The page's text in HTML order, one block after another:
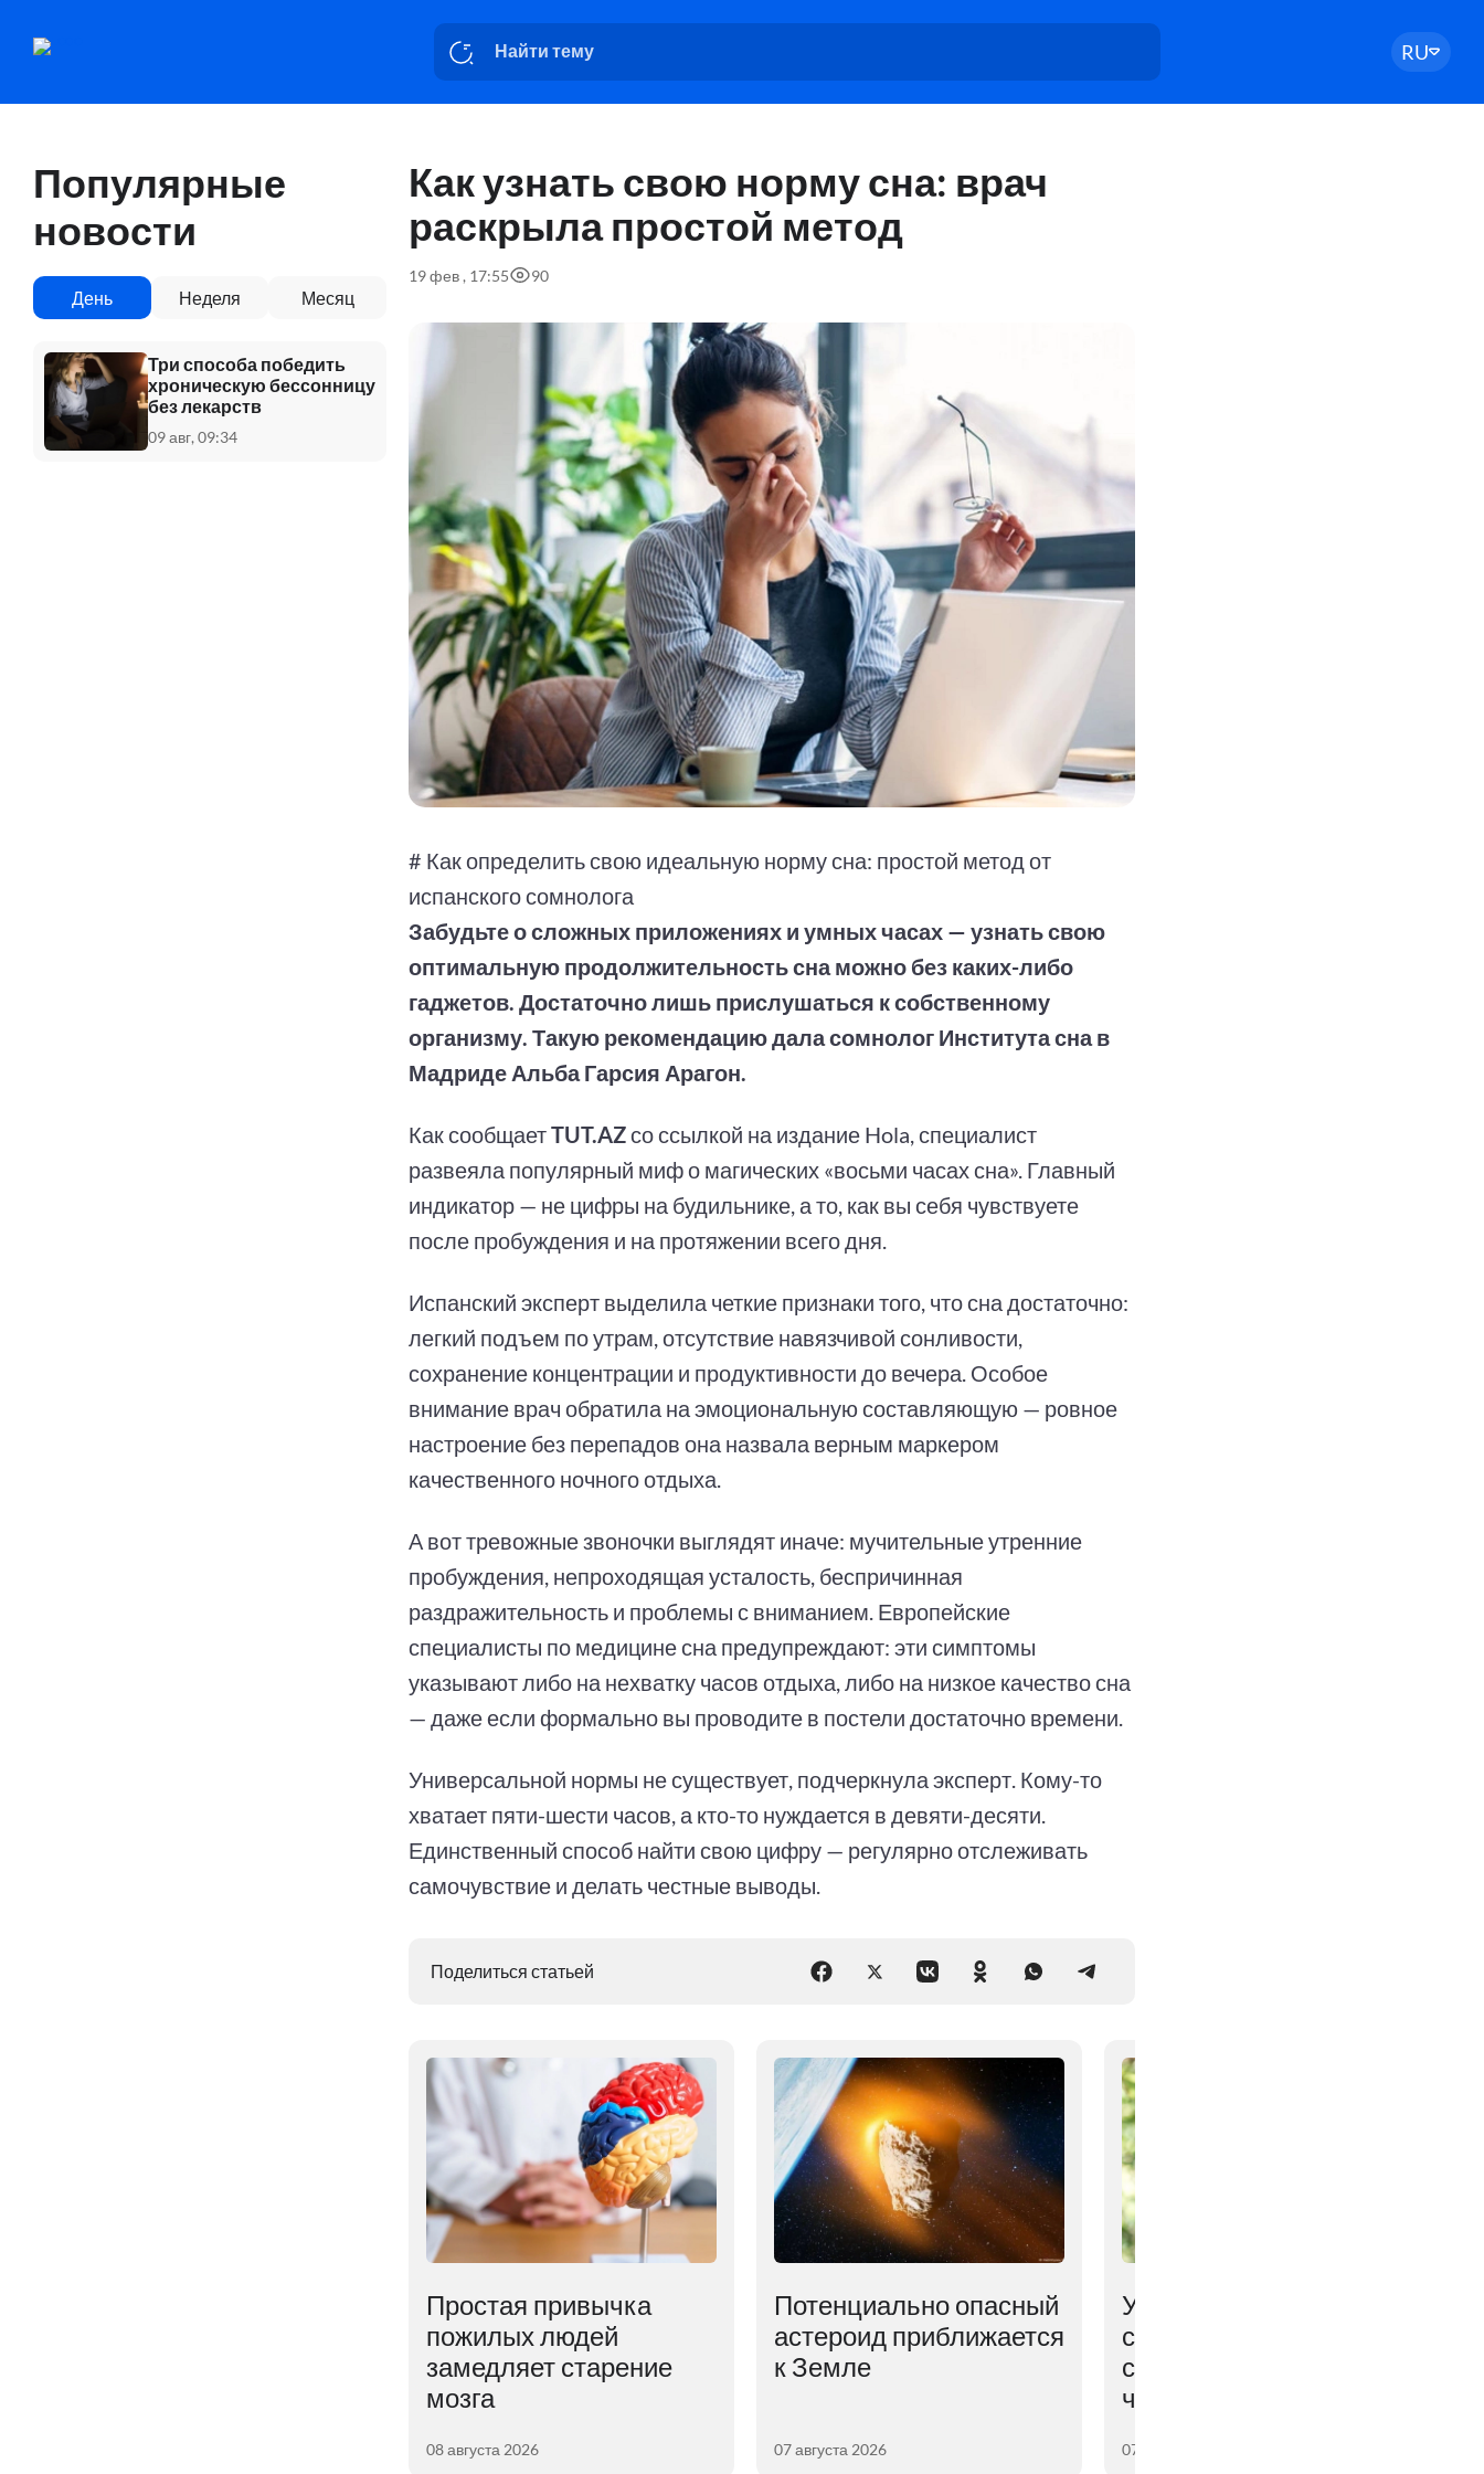
RU
Популярные
новости
День Неделя Месяц
Три способа победить
хроническую бессонницу
без лекарств
09 авг, 09:34
Как узнать свою норму сна: врач
раскрыла простой метод
19 фев , 17:55 90
# Как определить свою идеальную норму сна: простой метод от
испанского сомнолога
Забудьте о сложных приложениях и умных часах — узнать свою
оптимальную продолжительность сна можно без каких-либо
гаджетов. Достаточно лишь прислушаться к собственному
организму. Такую рекомендацию дала сомнолог Института сна в
Мадриде Альба Гарсия Арагон.
Как сообщаетTUT.AZсо ссылкой на издание Hola, специалист
развеяла популярный миф о магических «восьми часах сна». Главный
индикатор — не цифры на будильнике, а то, как вы себя чувствуете
после пробуждения и на протяжении всего дня.
Испанский эксперт выделила четкие признаки того, что сна достаточно:
легкий подъем по утрам, отсутствие навязчивой сонливости,
сохранение концентрации и продуктивности до вечера. Особое
внимание врач обратила на эмоциональную составляющую — ровное
настроение без перепадов она назвала верным маркером
качественного ночного отдыха.
А вот тревожные звоночки выглядят иначе: мучительные утренние
пробуждения, непроходящая усталость, беспричинная
раздражительность и проблемы с вниманием. Европейские
специалисты по медицине сна предупреждают: эти симптомы
указывают либо на нехватку часов отдыха, либо на низкое качество сна
— даже если формально вы проводите в постели достаточно времени.
Универсальной нормы не существует, подчеркнула эксперт. Кому-то
хватает пяти-шести часов, а кто-то нуждается в девяти-десяти.
Единственный способ найти свою цифру — регулярно отслеживать
самочувствие и делать честные выводы.
Поделиться статьей
Простая привычка
пожилых людей
замедляет старение
мозга
08 августа 2026
Потенциально опасный
астероид приближается
к Земле
07 августа 2026
У обезьян нашли
способность, ранее
считавшуюся чисто
человеческой
07 августа 2026